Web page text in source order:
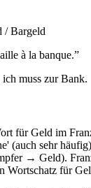
/ Bargeld
à la banque.”
muss zur Bank.
für Geld im
(auch sehr
→ Geld).
Wortschatz für